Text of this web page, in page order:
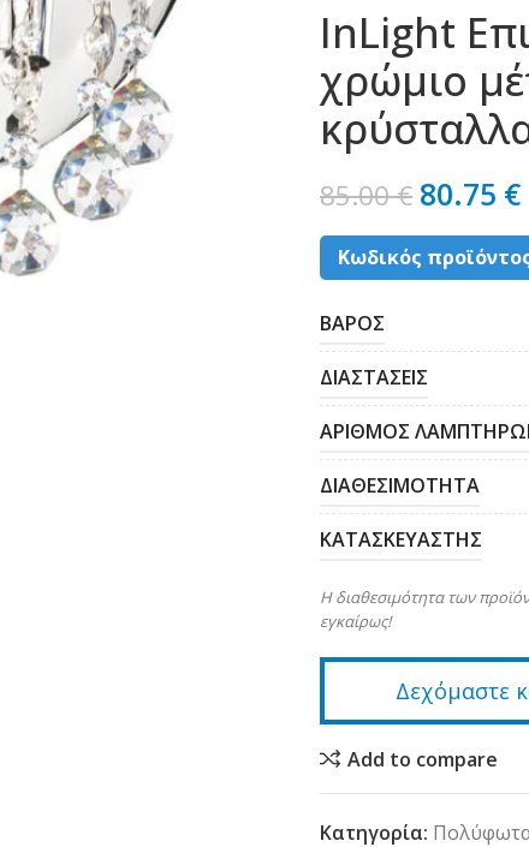
InLight
χρώμιο
85.00€ 80.75 €
Κωδικός
ΒΑΡΟΣ
ΔΙΑΣΤΑΣΕΙΣ
ΑΡΙΘΜΟΣ
ΔΙΑΘΕΣΙΜΟΤΗΤΑ
ΚΑΤΑΣΚΕΥΑΣΤΗΣ
Η διαθεσιμότητα των
εγκαίρως!
Δεχόμαστε
Add to compare
Κατηγορία: